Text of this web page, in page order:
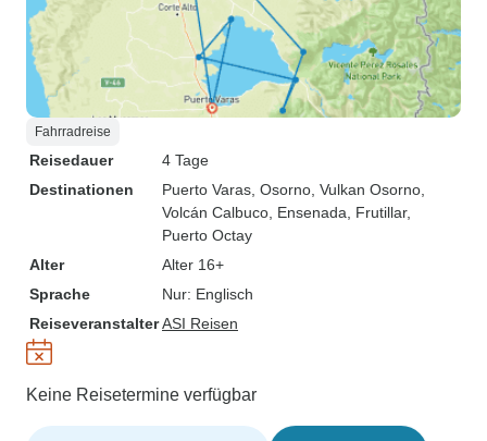
Fahrradreise
Reisedauer
4 Tage
Destinationen
Puerto Varas , Osorno , Vulkan Osorno
Volcán Calbuco , Ensenada , Frutillar,
Puerto Octay
Alter
Alter 16+
Sprache
Nur: Englisch
ReiseveranstalterASI Reisen
Keine Reisetermine verfügbar